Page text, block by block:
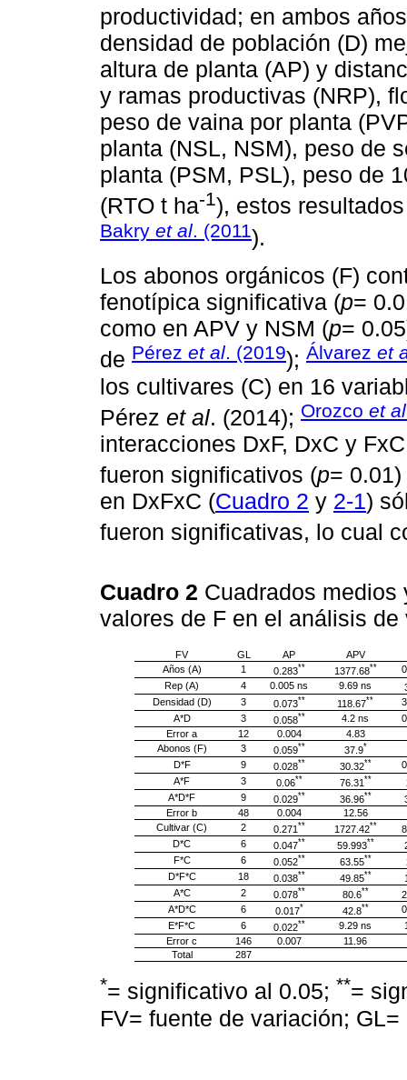
productividad; en ambos
densidad de población (D)
altura de planta (AP) y
y ramas productivas (NRP),
peso de vaina por planta
planta (NSL, NSM), peso de
planta (PSM, PSL), peso de
(RTO t ha-1), estos
Bakry et al. (2011).
Los abonos orgánicos (F)
fenotípica significativa (p=
como en APV y NSM (p=
de Pérez et al. (2019); Álvarez et
los cultivares (C) en 16
Pérez et al. (2014); Orozco et al
interacciones DxF, DxC y
fueron significativos (p=
en DxFxC (Cuadro 2 y 2-1)
fueron significativas, lo cual
Cuadro 2 Cuadrados
valores de F en el análisis
FV GL AP
APV
Años (A)
1 0.283** 1377.68**
Rep (A)
4 0.005 ns 9.69 ns
Densidad (D)
3 0.073** 118.67**
A*D
3 0.058** 4.2 ns
Error a
12 0.004
4.83
Abonos (F)
3 0.059** 37.9*
D*F 9 0.028** 30.32**
A*F
3 0.06** 76.31 **
A*D*F
9 0.029** 36.96**
Error b
48 0.004
12.56
Cultivar (C)
2 0.271 ** 1727.42**
D*C
6 0.047** 59.993**
F*C
6 0.052** 63.55**
D*F*C
18 0.038** 49.85**
A*C
2 0.078** 80.6**
A*D*C
6 0.017* 42.8**
E*F*C
6 0.022** 9.29 ns
Error c
146 0.007
11.96
Total
287
*= significativo al 0.05; **=
FV= fuente de variación;